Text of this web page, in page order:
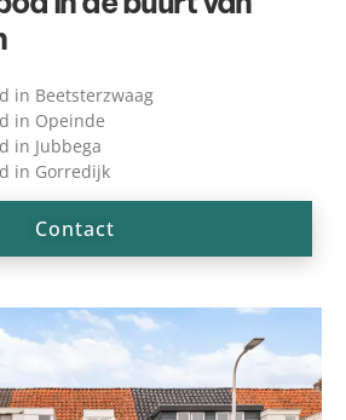
in Beetsterzwaag
in Opeinde
in Jubbega
in Gorredijk
Contact